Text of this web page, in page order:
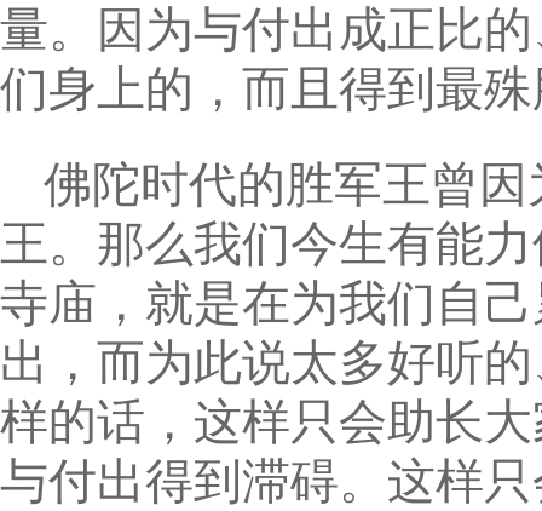
量。因为与付出成正比
们身上的，而且得到最
佛陀时代的胜军王曾
王。那么我们今生有能
寺庙，就是在为我们自
出，而为此说太多好听
样的话，这样只会助长
与付出得到滞碍。这样